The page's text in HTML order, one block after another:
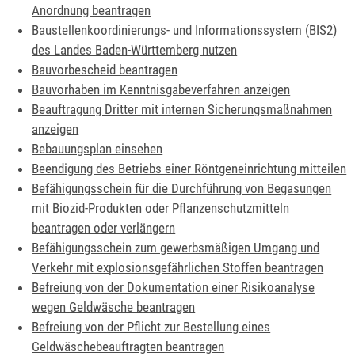
Anordnung beantragen
Baustellenkoordinierungs- und Informationssystem (BIS2)
des Landes Baden-Württemberg nutzen
Bauvorbescheid beantragen
Bauvorhaben im Kenntnisgabeverfahren anzeigen
Beauftragung Dritter mit internen Sicherungsmaßnahmen
anzeigen
Bebauungsplan einsehen
Beendigung des Betriebs einer Röntgeneinrichtung mitteilen
Befähigungsschein für die Durchführung von Begasungen
mit Biozid-Produkten oder Pflanzenschutzmitteln
beantragen oder verlängern
Befähigungsschein zum gewerbsmäßigen Umgang und
Verkehr mit explosionsgefährlichen Stoffen beantragen
Befreiung von der Dokumentation einer Risikoanalyse
wegen Geldwäsche beantragen
Befreiung von der Pflicht zur Bestellung eines
Geldwäschebeauftragten beantragen